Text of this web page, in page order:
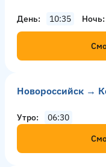
День 10:35 Ночь
Новороссийск →
Утро
06:30